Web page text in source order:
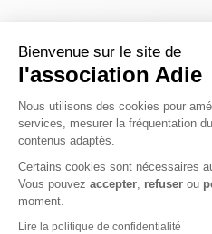
Bienvenue sur le site de
l'association Adie
Nous utilisons des cookies pour
services, mesurer la fréquentation
contenus adaptés.
Certains cookies sont nécessaires
Vous pouvez accepter refuser ou
moment.
Lire la politique de confidentialité
Axeptio